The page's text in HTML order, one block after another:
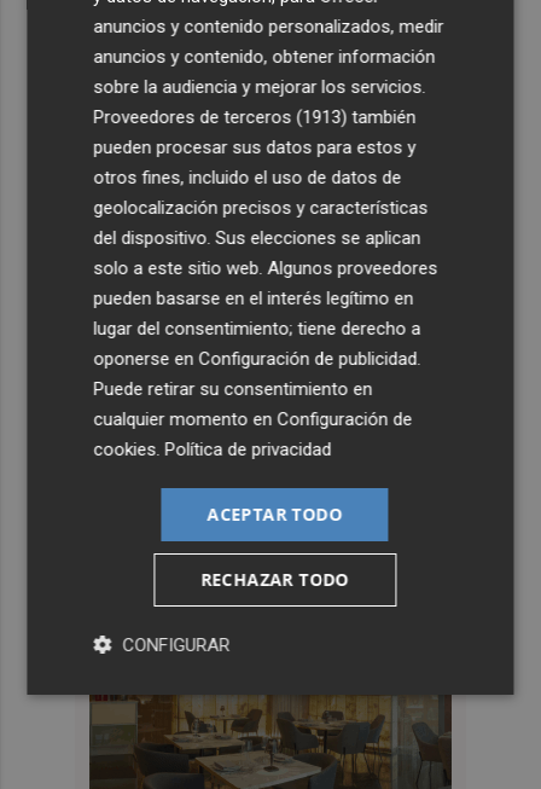
anuncios y contenido personalizados, medir
anuncios y contenido, obtener información
sobre la audiencia y mejorar los servicios.
Proveedores de terceros (1913) también
pueden procesar sus datos para estos y
otros fines, incluido el uso de datos de
geolocalización precisos y características
del dispositivo. Sus elecciones se aplican
solo a este sitio web. Algunos proveedores
pueden basarse en el interés legítimo en
lugar del consentimiento; tiene derecho a
oponerse enConfiguración de publicidad
Puede retirar su consentimiento en
cualquier momento enConfiguración de
cookies .Política de privacidad
ACEPTAR TODO
RECHAZAR TODO
CONFIGURAR